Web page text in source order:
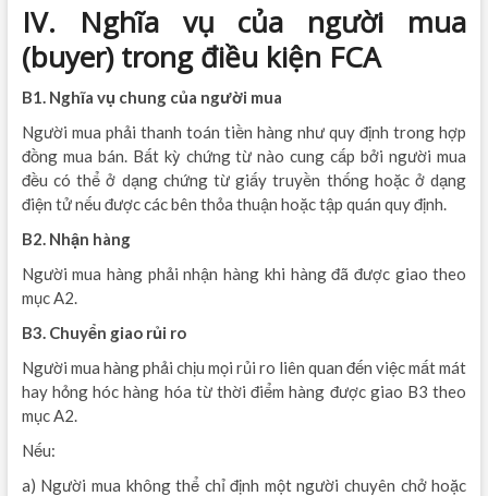
IV. Nghĩa vụ của người mua
(buyer) trong điều kiện FCA
B1. Nghĩa vụ chung của người mua
Người mua phải thanh toán tiền hàng như quy định trong hợp
đồng mua bán. Bất kỳ chứng từ nào cung cấp bởi người mua
đều có thể ở dạng chứng từ giấy truyền thống hoặc ở dạng
điện tử nếu được các bên thỏa thuận hoặc tập quán quy định.
B2. Nhận hàng
Người mua hàng phải nhận hàng khi hàng đã được giao theo
mục A2.
B3. Chuyển giao rủi ro
Người mua hàng phải chịu mọi rủi ro liên quan đến việc mất mát
hay hỏng hóc hàng hóa từ thời điểm hàng được giao B3 theo
mục A2.
Nếu:
a) Người mua không thể chỉ định một người chuyên chở hoặc